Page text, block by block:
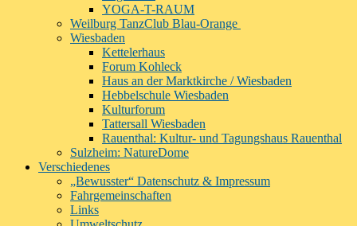
YOGA-T-RAUM
Weilburg TanzClub Blau-Orange
Wiesbaden
Kettelerhaus
Forum Kohleck
Haus an der Marktkirche / Wiesbaden
Hebbelschule Wiesbaden
Kulturforum
Tattersall Wiesbaden
Rauenthal: Kultur- und Tagungshaus Rauenthal
Sulzheim: NatureDome
Verschiedenes
„Bewusster“ Datenschutz & Impressum
Fahrgemeinschaften
Links